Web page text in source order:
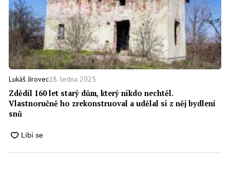
Lukáš Jírovec18. ledna 2025
Zdědil 160 let starý dům, který nikdo nechtěl.
Vlastnoručně ho zrekonstruoval a udělal si z něj bydlení
snů